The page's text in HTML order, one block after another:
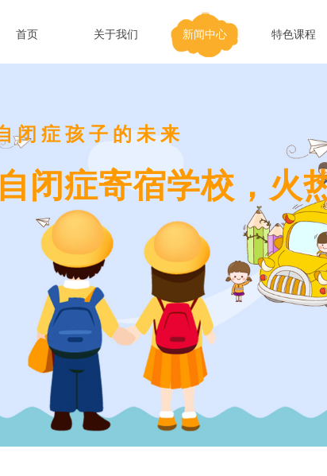
首页 关于我们 新闻中心 特色课程
闭症孩子的未来
闭症寄宿学校，火